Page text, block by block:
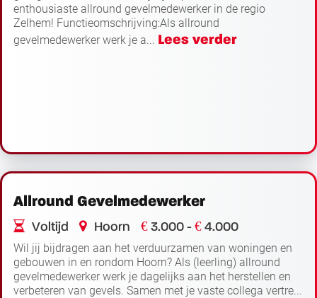
enthousiaste allround gevelmedewerker in de regio
Zelhem! Functieomschrijving:Als allround
gevelmedewerker werk je a... Lees verder
Allround Gevelmedewerker
Voltijd Hoorn € 3.000 - € 4.000
Wil jij bijdragen aan het verduurzamen van woningen en
gebouwen in en rondom Hoorn? Als (leerling) allround
gevelmedewerker werk je dagelijks aan het herstellen en
verbeteren van gevels. Samen met je vaste collega vertre...